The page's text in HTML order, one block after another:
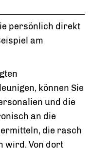
persönlich direkt
am
können Sie
und die
an die
die rasch
wird. Von dort